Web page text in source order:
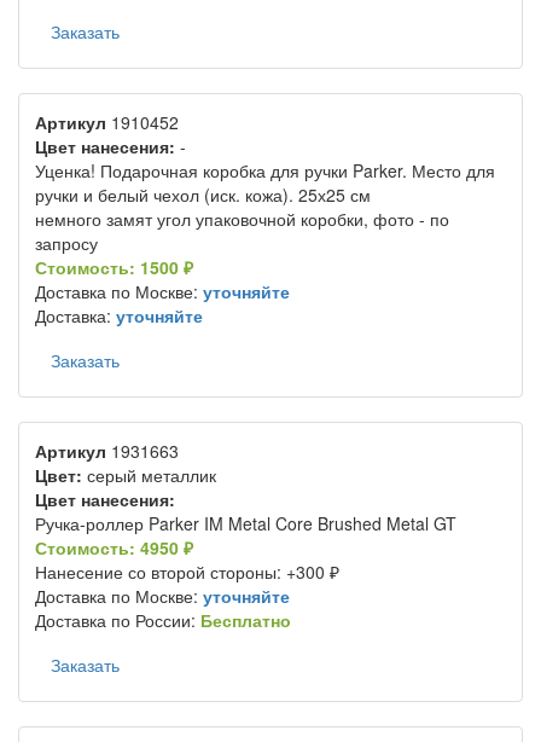
Заказать
Артикул 1910452
Цвет нанесения: -
Уценка! Подарочная коробка для ручки Parker. Место для
ручки и белый чехол (иск. кожа). 25х25 см
немного замят угол упаковочной коробки, фото - по
запросу
Стоимость: 1500 ₽
Доставка по Москве: уточняйте
Доставка: уточняйте
Заказать
Артикул 1931663
Цвет: серый металлик
Цвет нанесения:
Ручка-роллер Parker IM Metal Core Brushed Metal GT
Стоимость: 4950 ₽
Нанесение со второй стороны: +300 ₽
Доставка по Москве: уточняйте
Доставка по России: Бесплатно
Заказать